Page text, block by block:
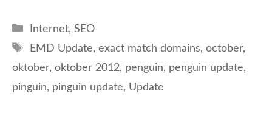
Kategorien
Internet, SEO
Schlagwörter
EMD Update, exact match domains, october,
oktober, oktober 2012, penguin, penguin update,
pinguin, pinguin update, Update